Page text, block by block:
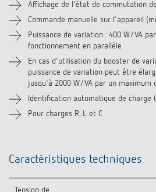
Affichage de l'état de commutation
Commande manuelle sur l'appareil
Puissance de variation : 400 W/VA
fonctionnement en parallèle
En cas d'utilisation du booster de
puissance de variation peut être
jusqu'à 2000 W/VA par un maximum
Identification automatique de charge
Pour charges R, L et C
Caractéristiques techniques
Tension de